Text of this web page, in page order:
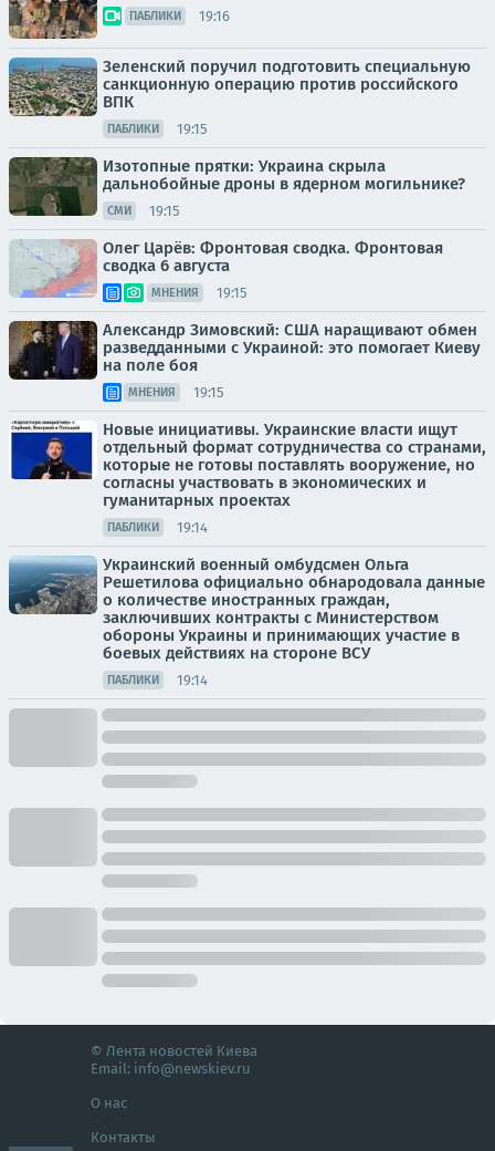
ПАБЛИКИ 19:16
Зеленский поручил подготовить специальную
санкционную операцию против российского
ВПК
ПАБЛИКИ 19:15
Изотопные прятки: Украина скрыла
дальнобойные дроны в ядерном могильнике?
СМИ 19:15
Олег Царёв: Фронтовая сводка. Фронтовая
сводка 6 августа
МНЕНИЯ 19:15
Александр Зимовский: США наращивают обмен
разведданными с Украиной: это помогает Киеву
на поле боя
МНЕНИЯ 19:15
Новые инициативы. Украинские власти ищут
отдельный формат сотрудничества со странами,
которые не готовы поставлять вооружение, но
согласны участвовать в экономических и
гуманитарных проектах
ПАБЛИКИ 19:14
Украинский военный омбудсмен Ольга
Решетилова официально обнародовала данные
о количестве иностранных граждан,
заключивших контракты с Министерством
обороны Украины и принимающих участие в
боевых действиях на стороне ВСУ
ПАБЛИКИ 19:14
© Лента новостей Киева
Email: info@newskiev.ru
О нас
Контакты